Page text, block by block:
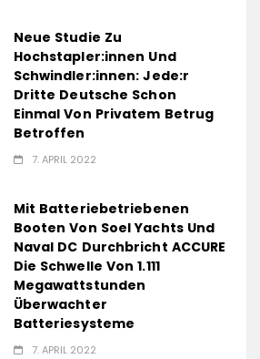
Neue Studie Zu
Hochstapler:innen Und
Schwindler:innen: Jede:r
Dritte Deutsche Schon
Einmal Von Privatem Betrug
Betroffen
7. APRIL 2022
Mit Batteriebetriebenen
Booten Von Soel Yachts Und
Naval DC Durchbricht ACCURE
Die Schwelle Von 1.111
Megawattstunden
Überwachter
Batteriesysteme
7. APRIL 2022